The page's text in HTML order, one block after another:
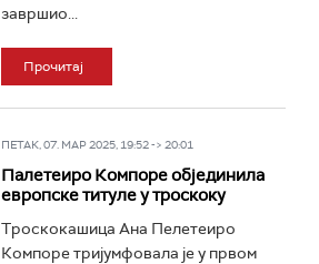
завршио...
Прочитај
ПЕТАК, 07. МАР 2025, 19:52 -> 20:01
Палетеиро Компоре објединила
европске титуле у троскоку
Троскокашица Ана Пелетеиро
Компоре тријумфовала је у првом